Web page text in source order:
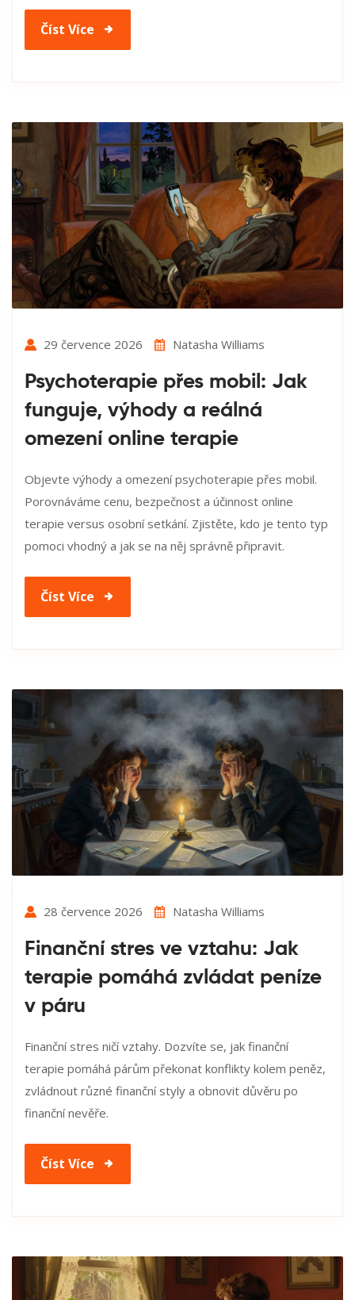
Číst Více
29 července 2026 Natasha Williams
Psychoterapie přes mobil: Jak
funguje, výhody a reálná
omezení online terapie
Objevte výhody a omezení psychoterapie přes mobil.
Porovnáváme cenu, bezpečnost a účinnost online
terapie versus osobní setkání. Zjistěte, kdo je tento typ
pomoci vhodný a jak se na něj správně připravit.
Číst Více
28 července 2026 Natasha Williams
Finanční stres ve vztahu: Jak
terapie pomáhá zvládat peníze
v páru
Finanční stres ničí vztahy. Dozvíte se, jak finanční
terapie pomáhá párům překonat konflikty kolem peněz,
zvládnout různé finanční styly a obnovit důvěru po
finanční nevěře.
Číst Více